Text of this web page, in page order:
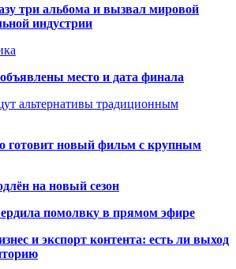
три альбома и вызвал мировой
индустрии
место и дата финала
альтернативы традиционным
готовит новый фильм с крупным
на новый сезон
помолвку в прямом эфире
и экспорт контента: есть ли выход